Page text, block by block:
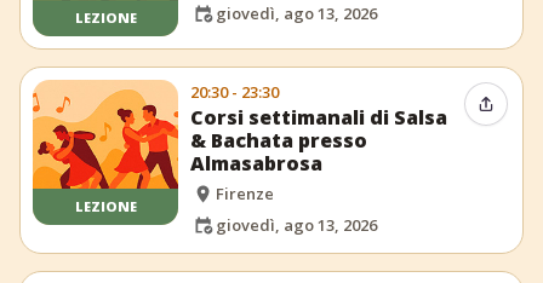
LEZIONE
giovedì, ago 13, 2026
LEZIONE
20:30 - 23:30
Corsi settimanali di Salsa
& Bachata presso
Almasabrosa
Firenze
giovedì, ago 13, 2026